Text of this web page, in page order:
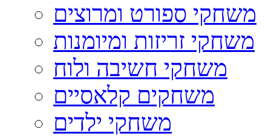
משחקי ספורט ומרוצים
משחקי זריזות ומיומנות
משחקי חשיבה ולוח
משחקים קלאסיים
משחקי ילדים